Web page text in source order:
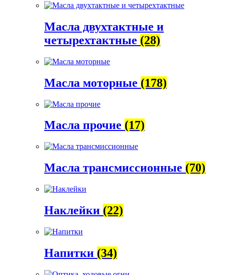
Масла двухтактные и
четырехтактные (28)
Масла моторные (178)
Масла прочие (17)
Масла трансмиссионные (70)
Наклейки (22)
Напитки (34)